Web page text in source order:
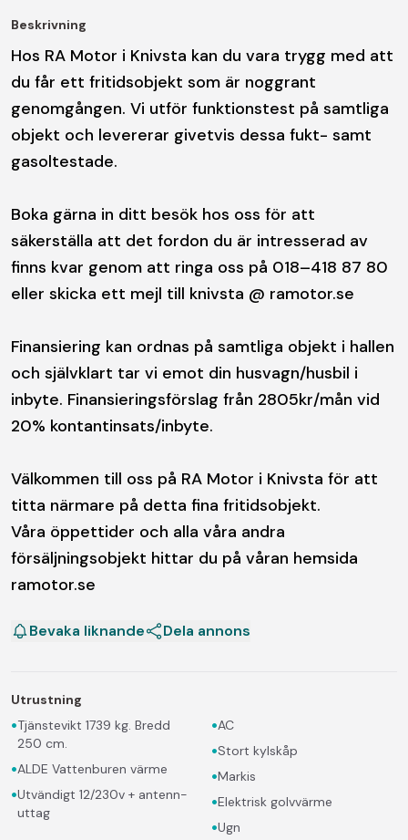
Beskrivning
Hos RA Motor i Knivsta kan du vara trygg med att
du får ett fritidsobjekt som är noggrant
genomgången. Vi utför funktionstest på samtliga
objekt och levererar givetvis dessa fukt- samt
gasoltestade.
Boka gärna in ditt besök hos oss för att
säkerställa att det fordon du är intresserad av
finns kvar genom att ringa oss på 018–418 87 80
eller skicka ett mejl till knivsta @ ramotor.se
Finansiering kan ordnas på samtliga objekt i hallen
och självklart tar vi emot din husvagn/husbil i
inbyte. Finansieringsförslag från 2805kr/mån vid
20% kontantinsats/inbyte.
Välkommen till oss på RA Motor i Knivsta för att
titta närmare på detta fina fritidsobjekt.
Våra öppettider och alla våra andra
försäljningsobjekt hittar du på våran hemsida
ramotor.se
Bevaka liknande Dela annons
Utrustning
•Tjänstevikt 1739 kg. Bredd
250 cm.
•ALDE Vattenburen värme
•Utvändigt 12/230v + antenn-
uttag
•AC
•Stort kylskåp
•Markis
•Elektrisk golvvärme
•Ugn